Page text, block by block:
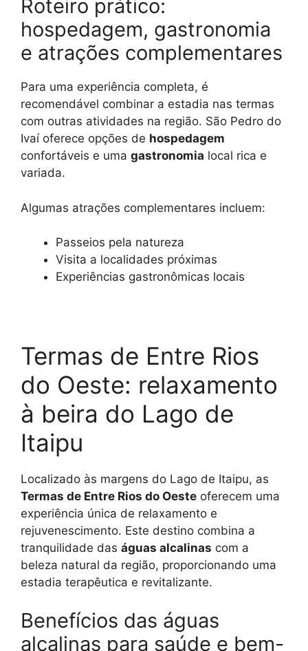
Roteiro prático:
hospedagem, gastronomia
e atrações complementares
Para uma experiência completa, é
recomendável combinar a estadia nas termas
com outras atividades na região. São Pedro do
Ivaí oferece opções de hospedagem
confortáveis e uma gastronomia local rica e
variada.
Algumas atrações complementares incluem:
Passeios pela natureza
Visita a localidades próximas
Experiências gastronômicas locais
Termas de Entre Rios
do Oeste: relaxamento
à beira do Lago de
Itaipu
Localizado às margens do Lago de Itaipu, as
Termas de Entre Rios do Oeste oferecem uma
experiência única de relaxamento e
rejuvenescimento. Este destino combina a
tranquilidade das águas alcalinas com a
beleza natural da região, proporcionando uma
estadia terapêutica e revitalizante.
Benefícios das águas
alcalinas para saúde e bem-